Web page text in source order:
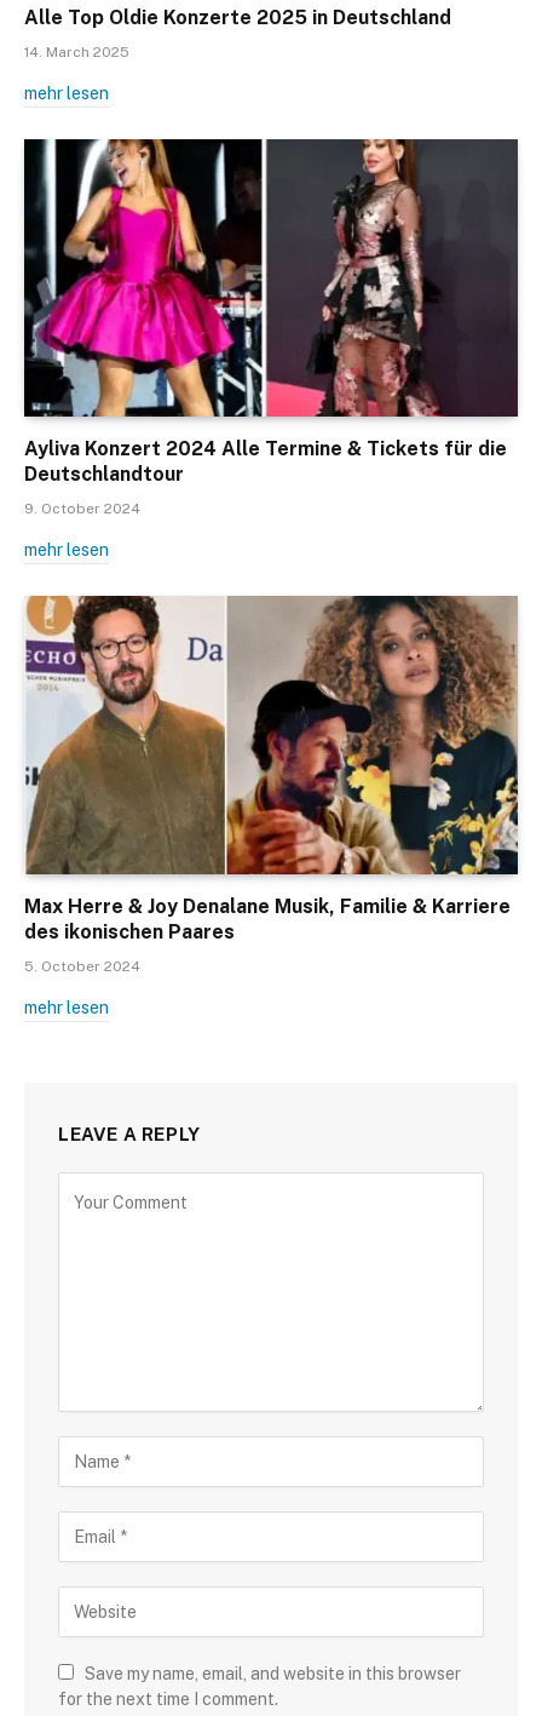
Alle Top Oldie Konzerte 2025 in Deutschland
14. March 2025
mehr lesen
Ayliva Konzert 2024 Alle Termine & Tickets für die
Deutschlandtour
9. October 2024
mehr lesen
Max Herre & Joy Denalane Musik, Familie & Karriere
des ikonischen Paares
5. October 2024
mehr lesen
LEAVE A REPLY
Save my name, email, and website in this browser
for the next time I comment.